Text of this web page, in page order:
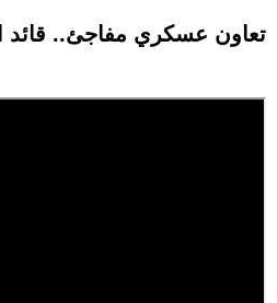
تعاون عسكري مفاجئ.. قائد